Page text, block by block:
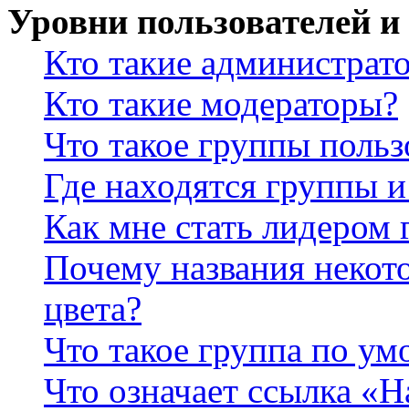
Уровни пользователей
Кто такие
Кто такие модераторы?
Что такое группы
Где находятся группы
Как мне стать лидером
Почему названия
цвета?
Что такое группа по
Что означает ссылка